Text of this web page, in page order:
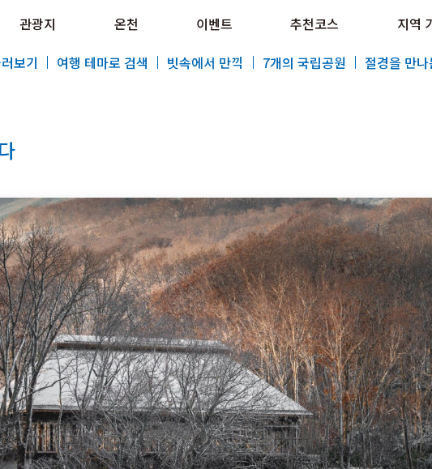
Tourism Site HOKKAIDO LOVE!
HOKKAIDO LOVE!
관광지 온천 이벤트 추천코스 지역
보기
여행 테마로 검색 빗속에서 만끽 7개의 국립공원 절경을 만
이벤트
추천코스
지역 가이드
음식문화
예약
교통
홋카이도 둘러보기
여행 테마로 검색
빗속에서 만끽
7개의 국립공원
절경을 만나는 여행
기초지식